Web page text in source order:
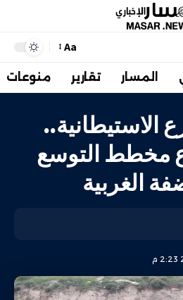
Aa
المسار تقارير منوعات
الاستيطانية..
مخطط التوسع
الغربية